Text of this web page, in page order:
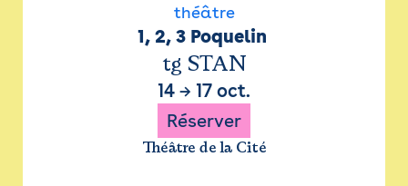
théâtre
1, 2, 3 Poquelin
tg STAN
14 → 17 oct.
Réserver
Théâtre de la Cité